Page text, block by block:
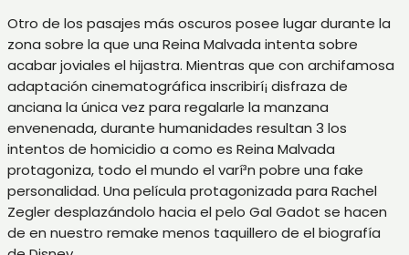
Otro de los pasajes más oscuros posee lugar durante la
zona sobre la que una Reina Malvada intenta sobre
acabar joviales el hijastra. Mientras que con archifamosa
adaptación cinematográfica inscribirí¡ disfraza de
anciana la única vez para regalarle la manzana
envenenada, durante humanidades resultan 3 los
intentos de homicidio a como es Reina Malvada
protagoniza, todo el mundo el varí³n pobre una fake
personalidad. Una película protagonizada para Rachel
Zegler desplazándolo hacia el pelo Gal Gadot se hacen
de en nuestro remake menos taquillero de el biografía